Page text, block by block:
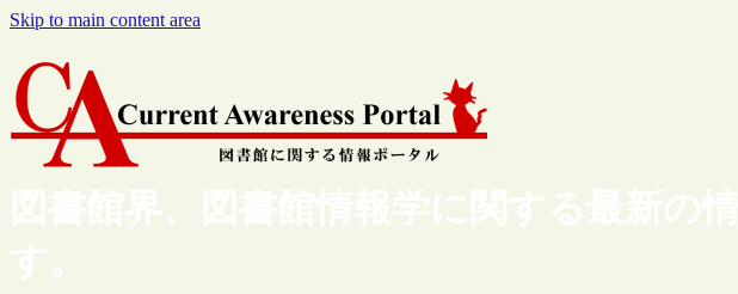
Skip to main content area
図書館界、図書館情報学に関する最新の
す。